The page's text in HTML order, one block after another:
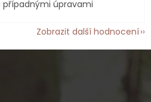
úpravami
Zobrazit další hodnocení